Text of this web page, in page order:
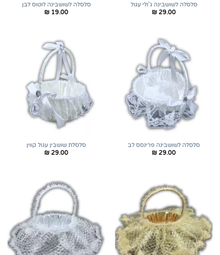
סלסלה לשושבינה ג'ולי עגול
₪ 29.00
סלסלה לשושבינה לוטוס לבן
₪ 19.00
סלסלה לשושבינה פרינסס לב
₪ 29.00
סלסלת שושבין עגול קווין
₪ 29.00